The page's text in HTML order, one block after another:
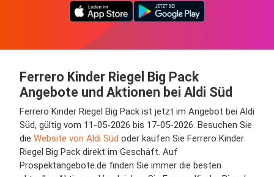
Ferrero Kinder Riegel Big Pack
Angebote und Aktionen bei Aldi Süd
Ferrero Kinder Riegel Big Pack ist jetzt im Angebot bei Aldi
Süd, gültig vom 11-05-2026 bis 17-05-2026. Besuchen Sie
die Website von Aldi Süd oder kaufen Sie Ferrero Kinder
Riegel Big Pack direkt im Geschäft. Auf
Prospektangebote.de finden Sie immer die besten